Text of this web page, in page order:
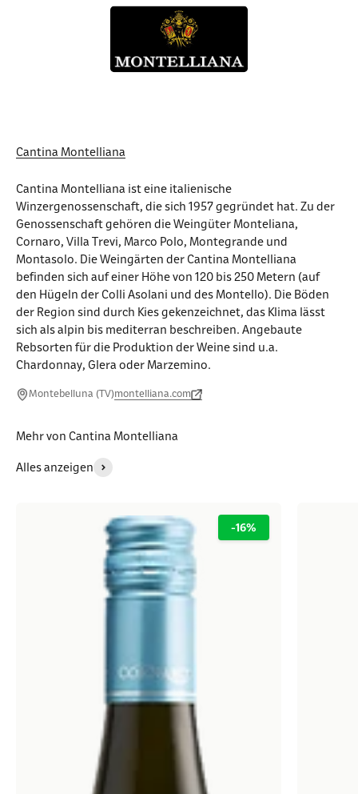
Cantina Montelliana
Cantina Montelliana ist eine italienische
Winzergenossenschaft, die sich 1957 gegründet hat. Zu der
Genossenschaft gehören die Weingüter Monteliana,
Cornaro, Villa Trevi, Marco Polo, Montegrande und
Montasolo. Die Weingärten der Cantina Montelliana
befinden sich auf einer Höhe von 120 bis 250 Metern (auf
den Hügeln der Colli Asolani und des Montello). Die Böden
der Region sind durch Kies gekenzeichnet, das Klima lässt
sich als alpin bis mediterran beschreiben. Angebaute
Rebsorten für die Produktion der Weine sind u.a.
Chardonnay, Glera oder Marzemino.
Montebelluna (TV)montelliana.com
Mehr von Cantina Montelliana
Alles anzeigen
-16%